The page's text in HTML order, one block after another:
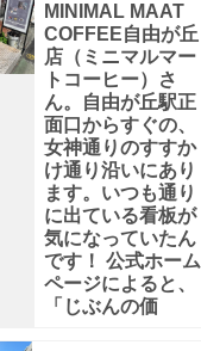
MINIMAL MAAT
COFFEE自由が丘
店（ミニマルマー
トコーヒー）さ
ん。自由が丘駅正
面口からすぐの、
女神通りのすすか
け通り沿いにあり
ます。いつも通り
に出ている看板が
気になっていたん
です！ 公式ホーム
ページによると、
「じぶんの価